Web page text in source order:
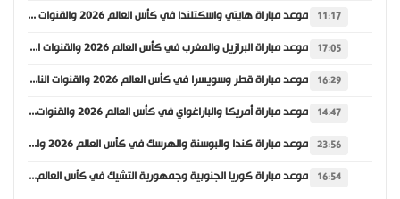
11:17 موعد مباراة هايتي واسكتلندا في كأس العالم 2026 والقنوات الناقلة
17:05 موعد مباراة البرازيل والمغرب في كأس العالم 2026 والقنوات الناقلة
16:29 موعد مباراة قطر وسويسرا في كأس العالم 2026 والقنوات الناقلة
14:47 موعد مباراة أمريكا والباراغواي في كأس العالم 2026 والقنوات الناقلة
23:56 موعد مباراة كندا والبوسنة والهرسك في كأس العالم 2026 والقنوات الناقلة
16:54 موعد مباراة كوريا الجنوبية وجمهورية التشيك في كأس العالم 2026 والقنوات الناقلة